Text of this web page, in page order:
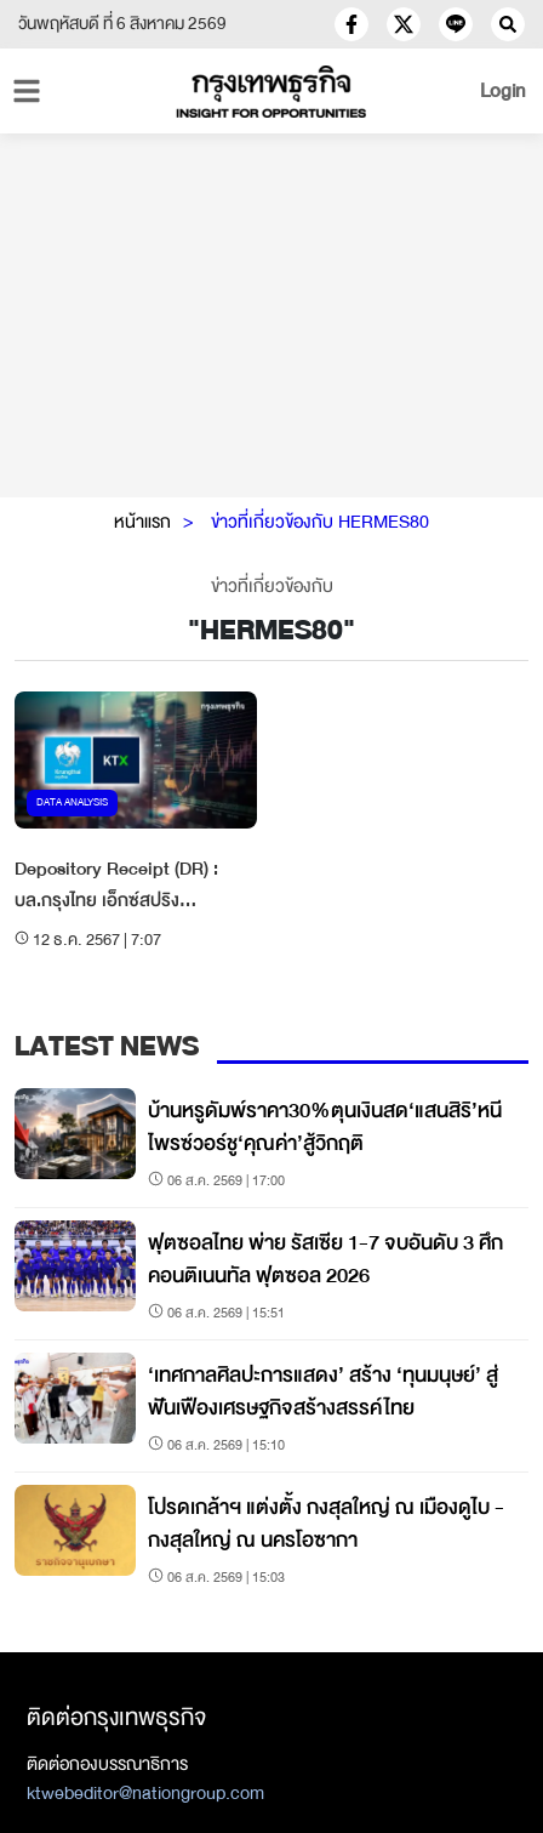
วันพฤหัสบดี ที่ 6 สิงหาคม 2569
Login
หน้าแรก ข่าวที่เกี่ยวข้องกับ HERMES80
ข่าวที่เกี่ยวข้องกับ
"HERMES80"
DATA ANALYSIS
Depository Receipt (DR) :
บล.กรุงไทย เอ็กซ์สปริง
HERMES80 - เด้งขึ้นขาย
12 ธ.ค. 2567 | 7:07
LATEST NEWS
บ้านหรูดัมพ์ราคา30%ตุนเงินสด‘แสนสิริ’หนี
ไพรซ์วอร์ชู‘คุณค่า’สู้วิกฤติ
06 ส.ค. 2569 | 17:00
ฟุตซอลไทย พ่าย รัสเซีย 1-7 จบอันดับ 3 ศึก
คอนติเนนทัล ฟุตซอล 2026
06 ส.ค. 2569 | 15:51
‘เทศกาลศิลปะการแสดง’ สร้าง ‘ทุนมนุษย์’ สู่
ฟันเฟืองเศรษฐกิจสร้างสรรค์ไทย
06 ส.ค. 2569 | 15:10
โปรดเกล้าฯ แต่งตั้ง กงสุลใหญ่ ณ เมืองดูไบ -
กงสุลใหญ่ ณ นครโอซากา
06 ส.ค. 2569 | 15:03
ติดต่อกรุงเทพธุรกิจ
ติดต่อกองบรรณาธิการ
ktwebeditor@nationgroup.com